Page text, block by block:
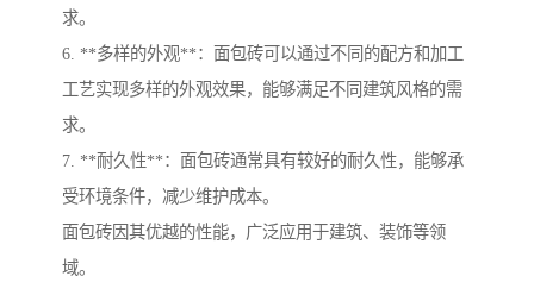
求。
6. **多样的外观**：面包砖可以通过不同的配方和加工
工艺实现多样的外观效果，能够满足不同建筑风格的需
求。
7. **耐久性**：面包砖通常具有较好的耐久性，能够承
受环境条件，减少维护成本。
面包砖因其优越的性能，广泛应用于建筑、装饰等领
域。